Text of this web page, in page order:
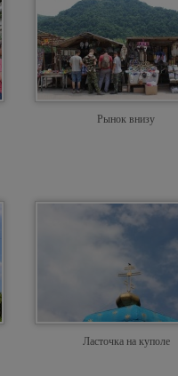
Рынок внизу
Ласточка на куполе